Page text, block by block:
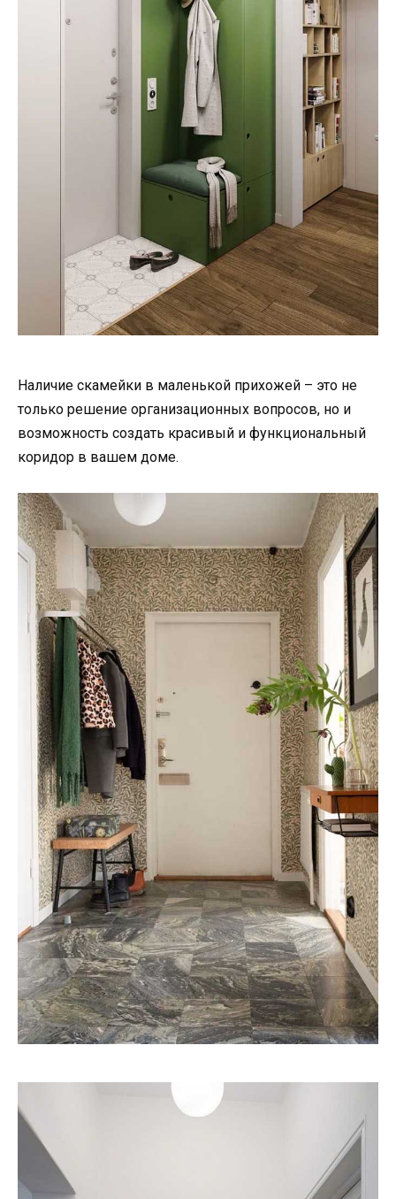
Наличие скамейки в маленькой прихожей – это не
только решение организационных вопросов, но и
возможность создать красивый и функциональный
коридор в вашем доме.